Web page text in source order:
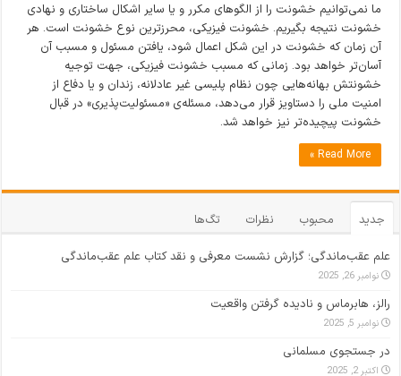
ما نمی‌توانیم خشونت را از الگوهای مکرر و یا سایر اشکال ساختاری و نهادی
خشونت نتیجه بگیریم. خشونت فیزیکی، محرزترین نوع خشونت است. هر
آن زمان که خشونت در این شکل اعمال شود، یافتن مسئول و مسبب آن
آسان‌تر خواهد بود. زمانی که مسبب خشونت فیزیکی، جهت توجیه
خشونتش بهانه‌هایی چون نظام پلیسی غیر عادلانه، زندان و یا دفاع از
امنیت ملی را دستاویز قرار می‌دهد، مسئله‌ی «مسئولیت‌پذیری» در قبال
خشونت پیچیده‌تر نیز خواهد شد.
Read More »
جدید محبوب نظرات تگ‌ها
علم عقب‌ماندگی؛ گزارش نشست معرفی و نقد کتاب علم عقب‌ماندگی
نوامبر 26, 2025
رالز، هابرماس و نادیده گرفتن واقعیت
نوامبر 5, 2025
در جستجوی مسلمانی
اکتبر 2, 2025